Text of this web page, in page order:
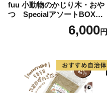
fuu 小動物のかじり木・おや
つ SpecialアソートBOX（1
6,000円